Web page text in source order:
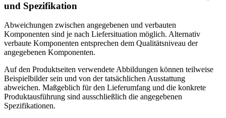
und Spezifikation
Abweichungen zwischen angegebenen und verbauten
Komponenten sind je nach Liefersituation möglich. Alternativ
verbaute Komponenten entsprechen dem Qualitätsniveau der
angegebenen Komponenten.
Auf den Produktseiten verwendete Abbildungen können teilweise
Beispielbilder sein und von der tatsächlichen Ausstattung
abweichen. Maßgeblich für den Lieferumfang und die konkrete
Produktausführung sind ausschließlich die angegebenen
Spezifikationen.